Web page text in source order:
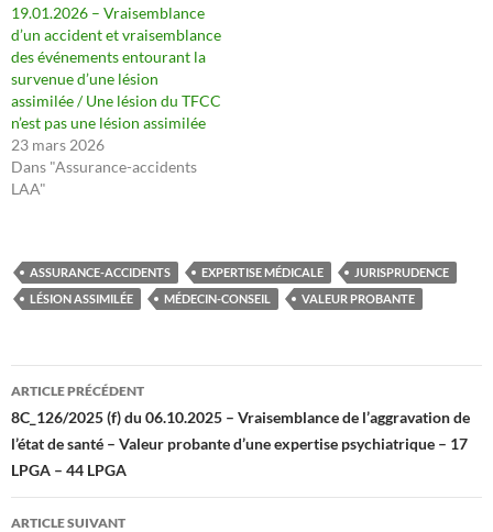
19.01.2026 – Vraisemblance
d’un accident et vraisemblance
des événements entourant la
survenue d’une lésion
assimilée / Une lésion du TFCC
n’est pas une lésion assimilée
23 mars 2026
Dans "Assurance-accidents
LAA"
ASSURANCE-ACCIDENTS EXPERTISE MÉDICALE
JURISPRUDENCE
LÉSION ASSIMILÉE
MÉDECIN-CONSEIL VALEUR PROBANTE
Navigation
des
articles
ARTICLE PRÉCÉDENT
8C_126/2025 (f) du 06.10.2025 – Vraisemblance de l’aggravation de
l’état de santé – Valeur probante d’une expertise psychiatrique – 17
LPGA – 44 LPGA
ARTICLE SUIVANT